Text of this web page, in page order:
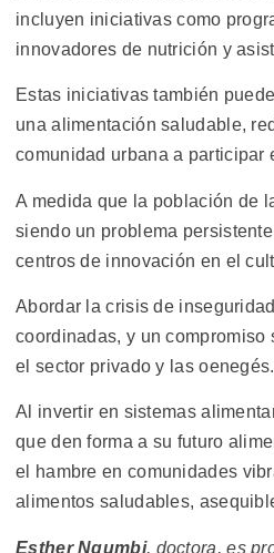
incluyen iniciativas como
innovadores de nutrición y
Estas iniciativas también
una alimentación saludable,
comunidad urbana a participar
A medida que la población de
siendo un problema
centros de innovación en el
Abordar la crisis de
coordinadas, y un
el sector privado y las oenegés.
Al invertir en sistemas
que den forma a su futuro
el hambre en comunidades
alimentos saludables,
Esther Ngumbi, doctora, es